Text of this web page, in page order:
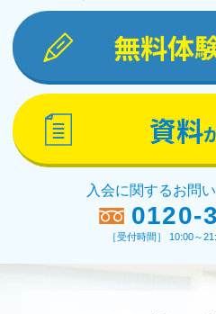
無料体
資料
入会に関するお問
0120-
［受付時間］ 10:00～